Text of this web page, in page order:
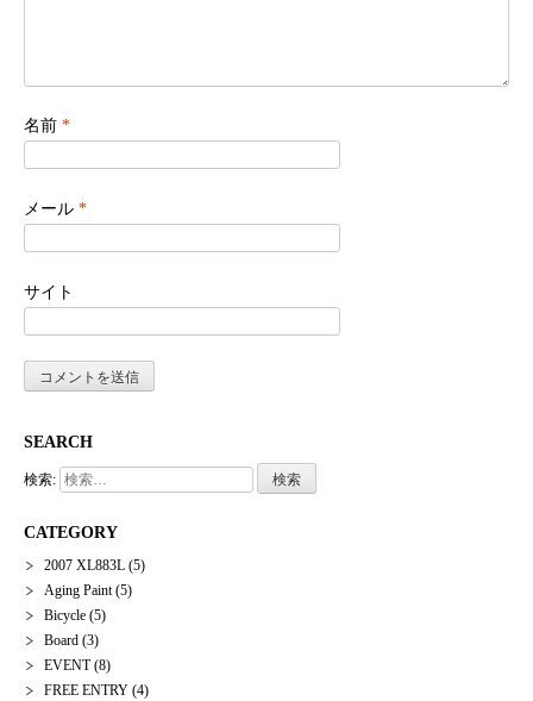
名前 *
メール *
サイト
SEARCH
検索:
CATEGORY
2007 XL883L (5)
Aging Paint(5)
Bicycle (5)
Board (3)
EVENT(8)
FREE ENTRY (4)